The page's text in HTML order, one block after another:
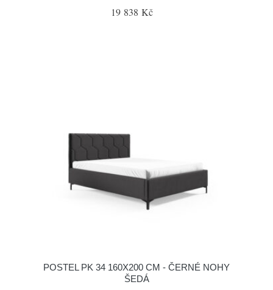
19 838 Kč
POSTEL PK 34 160X200 CM - ČERNÉ NOHY
ŠEDÁ